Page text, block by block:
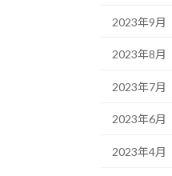
2023年9月
2023年8月
2023年7月
2023年6月
2023年4月